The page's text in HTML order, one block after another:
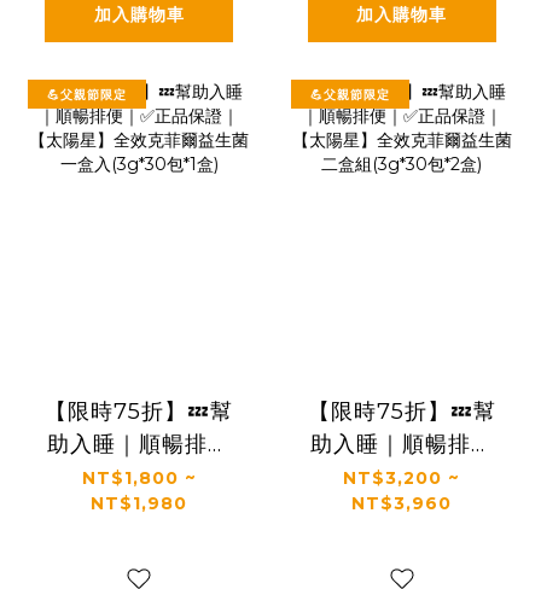
加入購物車 加入購物車
💪父親節限定
【限時75折】💤幫
助入睡｜順暢排便
｜✅正品保證｜【太
陽星】全效克菲爾
(3g*30包*1盒)
NT$1,800 ~
NT$1,980
💪父親節限定
【限時75折】💤幫
助入睡｜順暢排便
｜✅正品保證｜【太
陽星】全效克菲爾
(3g*30包*2盒)
NT$3,200 ~
NT$3,960